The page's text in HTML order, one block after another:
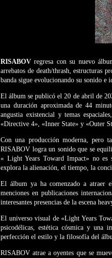
RISABOVregresa con su nuevo
arrebatos de death/thrash, estructuras
banda sigue evolucionando su sonido e
El álbum se publicó el 20 de abril de
una duración aproximada de 44
angustia existencial y temas
«Directive 4», «Inner State» y «Outer
Con una producción moderna, pero
RISABOV logra un sonido que se
« Light Years Toward Impact» no es
explora la alienación, el tiempo, la
El álbum ya ha comenzado a atraer
menciones en publicaciones
interesantes presencias de la escena
El universo visual de «Light Years
psicodélicas, estética cósmica y una
perfección el estilo y la filosofía del
RISABOV atrae a oyentes que se